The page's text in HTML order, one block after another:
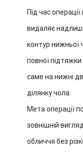
Під час операції
видаляє
контур нижньої
повної
саме на нижні
ділянку чола.
Мета операції
зовнішній
обличчя без